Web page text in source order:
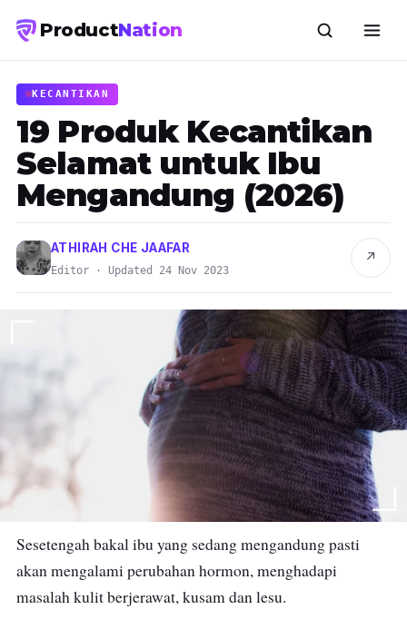
ProductNation
KECANTIKAN
19 Produk Kecantikan
Selamat untuk Ibu
Mengandung (2026)
ATHIRAH CHE JAAFAR
Editor · Updated 24 Nov 2023
↗
Sesetengah bakal ibu yang sedang mengandung pasti
akan mengalami perubahan hormon, menghadapi
masalah kulit berjerawat, kusam dan lesu.